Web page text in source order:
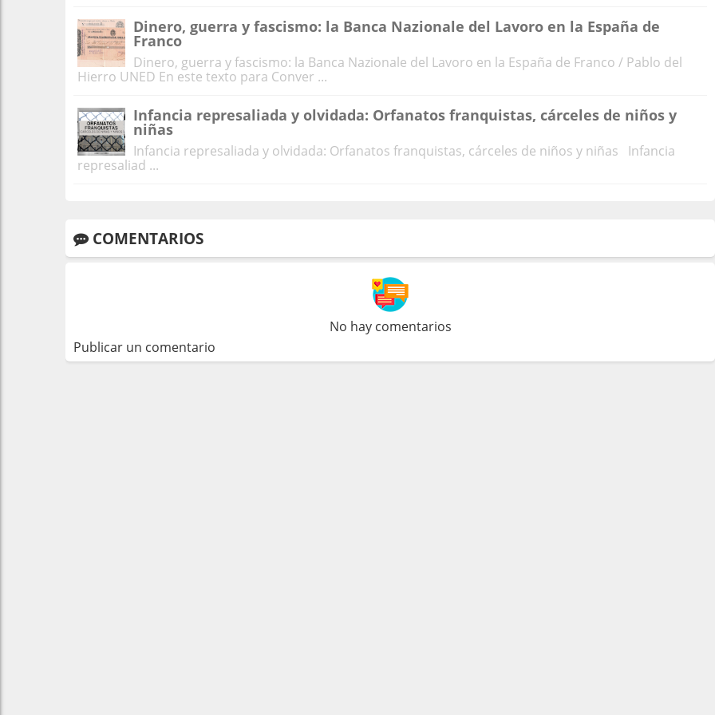
Dinero, guerra y fascismo: la Banca Nazionale del Lavoro en la España de
Franco
Dinero, guerra y fascismo: la Banca Nazionale del Lavoro en la España de Franco / Pablo del
Hierro UNED En este texto para Conver ...
Infancia represaliada y olvidada: Orfanatos franquistas, cárceles de niños y
niñas
Infancia represaliada y olvidada: Orfanatos franquistas, cárceles de niños y niñas Infancia
represaliad ...
COMENTARIOS
No hay comentarios
Publicar un comentario